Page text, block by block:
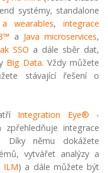
systémy, standalone
wearables,integrace
a Java microservices,
SSO a dále sběr dat,
Big Data. Vždy můžete
stávající řešení o
Integration Eye® -
integrace
Díky němu dokážete
vytvářet analýzy a
ILM) a dále můžete být